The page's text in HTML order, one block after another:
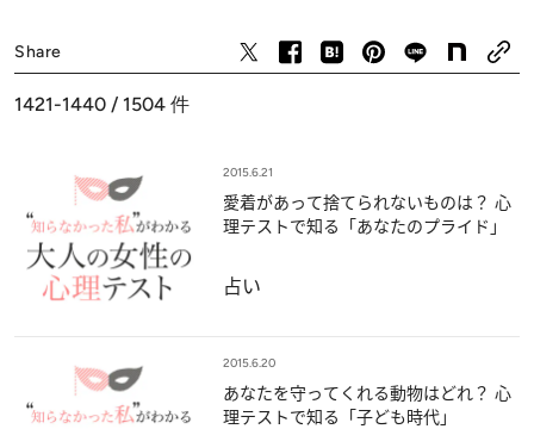
Share
1421-1440 / 1504 件
2015.6.21
愛着があって捨てられないものは？ 心
理テストで知る「あなたのプライド」
占い
2015.6.20
あなたを守ってくれる動物はどれ？ 心
理テストで知る「子ども時代」